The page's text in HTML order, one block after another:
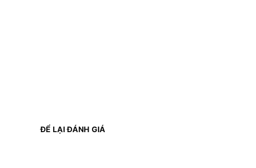
ĐỂ LẠI ĐÁNH GIÁ